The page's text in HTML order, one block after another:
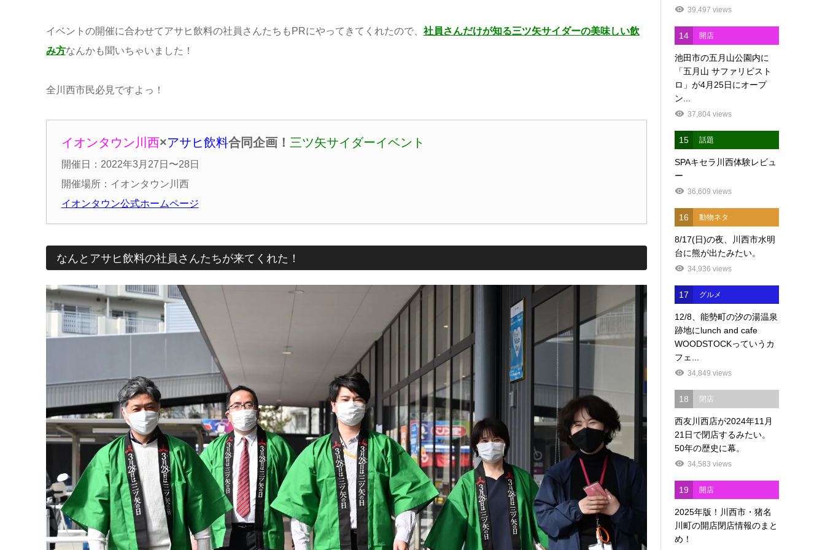
イベントの開催に合わせてアサヒ飲料の社員さんたちもPRにやってきてくれたので、 社員さんだけが知る三ツ矢サイダーの美味しい飲
み方なんかも聞いちゃいました！
全川西市民必見ですよっ！
イオンタウン川西×アサヒ飲料合同企画！ 三ツ矢サイダーイベント
開催日：2022年3月27日〜28日
開催場所：イオンタウン川西
イオンタウン公式ホームページ
なんとアサヒ飲料の社員さんたちが来てくれた！
39,497 views
14 開店
池田市の五月山公園内に
「五月山 サファリビスト
ロ」が4月25日にオープ
ン...
37,804 views
15 話題
SPAキセラ川西体験レビュ
ー
36,609 views
16 動物ネタ
8/17(日)の夜、川西市水明
台に熊が出たみたい。
34,936 views
17 グルメ
12/8、能勢町の汐の湯温泉
跡地にlunch and cafe
WOODSTOCKっていうカ
フェ...
34,849 views
18 閉店
西友川西店が2024年11月
21日で閉店するみたい。
50年の歴史に幕。
34,583 views
19 開店
2025年版！川西市・猪名
川町の開店閉店情報のまと
め！